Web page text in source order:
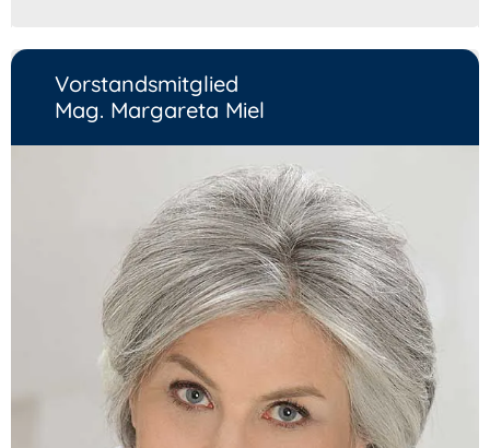
Vorstandsmitglied
Mag. Margareta Miel